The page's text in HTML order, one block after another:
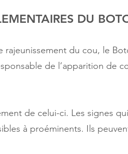
DU
rajeunissement du cou, le
de l’apparition de
de celui-ci. Les signes
à proéminents. Ils